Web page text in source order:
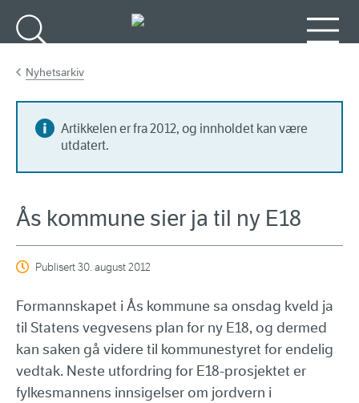
Nyhetsarkiv
Artikkelen er fra 2012, og innholdet kan være
utdatert.
Ås kommune sier ja til ny E18
Publisert30. august 2012
Formannskapet i Ås kommune sa onsdag kveld ja
til Statens vegvesens plan for ny E18, og dermed
kan saken gå videre til kommunestyret for endelig
vedtak. Neste utfordring for E18-prosjektet er
fylkesmannens innsigelser om jordvern i